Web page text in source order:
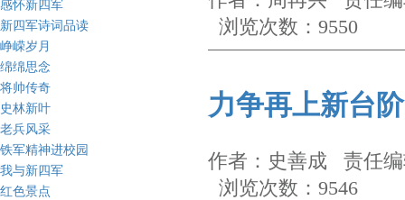
感怀新四军
新四军诗词品读
峥嵘岁月
绵绵思念
将帅传奇
史林新叶
老兵风采
铁军精神进校园
我与新四军
红色景点
浏览次数：9550
力争再上新台阶
作者：史善成 责任
浏览次数：9546